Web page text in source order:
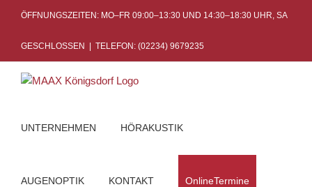
content
ÖFFNUNGSZEITEN: MO–FR 09:00–13:30 UND 14:30–18:30 UHR, SA
GESCHLOSSEN TELEFON: (02234) 9679235
UNTERNEHMEN HÖRAKUSTIK
AUGENOPTIK KONTAKT OnlineTermine